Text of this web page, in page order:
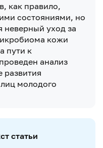
как правило,
состояниями, но
неверный уход за
кожи
пути к
анализ
развития
молодого
статьи